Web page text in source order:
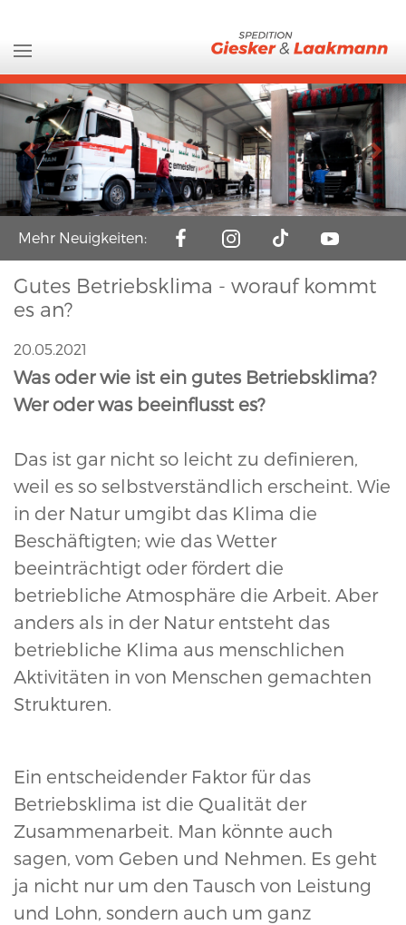
Previous
Mehr Neuigkeiten:
Gutes Betriebsklima - worauf kommt
es an?
20.05.2021
Was oder wie ist ein gutes Betriebsklima?
Wer oder was beeinflusst es?
Das ist gar nicht so leicht zu definieren,
weil es so selbstverständlich erscheint. Wie
in der Natur umgibt das Klima die
Beschäftigten; wie das Wetter
beeinträchtigt oder fördert die
betriebliche Atmosphäre die Arbeit. Aber
anders als in der Natur entsteht das
betriebliche Klima aus menschlichen
Aktivitäten in von Menschen gemachten
Strukturen.
Ein entscheidender Faktor für das
Betriebsklima ist die Qualität der
Zusammenarbeit. Man könnte auch
sagen, vom Geben und Nehmen. Es geht
ja nicht nur um den Tausch von Leistung
und Lohn, sondern auch um ganz